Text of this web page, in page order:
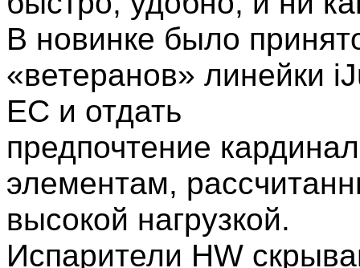
В новинке было
«ветеранов» линейки
EC и отдать
предпочтение
элементам,
высокой нагрузкой.
Испарители HW